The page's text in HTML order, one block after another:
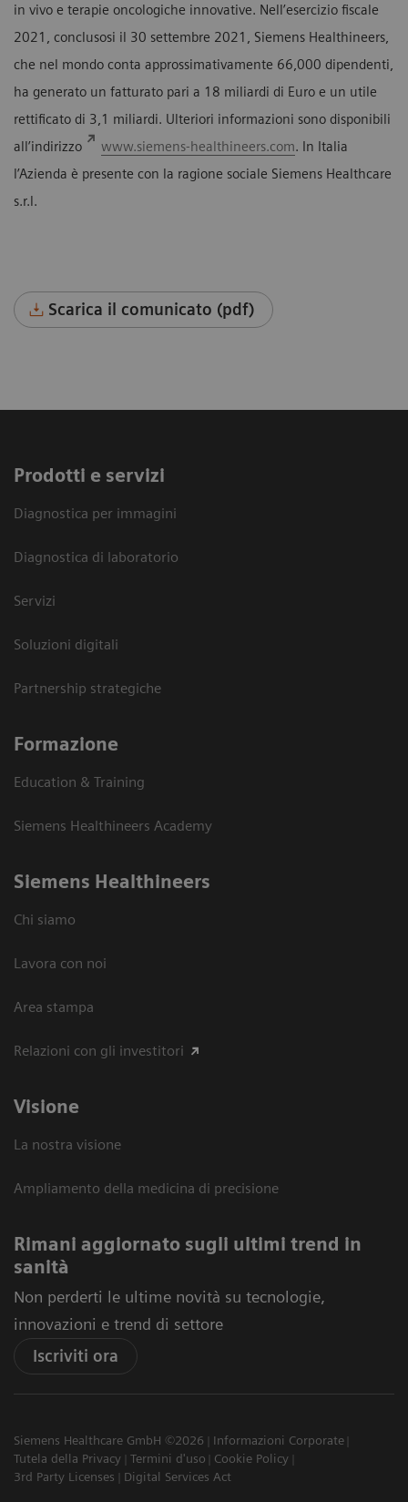
in vivo e terapie oncologiche innovative. Nell’esercizio fiscale
2021, conclusosi il 30 settembre 2021, Siemens Healthineers,
che nel mondo conta approssimativamente 66,000 dipendenti,
ha generato un fatturato pari a 18 miliardi di Euro e un utile
rettificato di 3,1 miliardi. Ulteriori informazioni sono disponibili
all’indirizzo
www.siemens-healthineers.com. In Italia
l’Azienda è presente con la ragione sociale Siemens Healthcare
s.r.l.
Scarica il comunicato (pdf)
Prodotti e servizi
Diagnostica per immagini
Diagnostica di laboratorio
Servizi
Soluzioni digitali
Partnership strategiche
Formazione
Education & Training
Siemens Healthineers Academy
Siemens Healthineers
Chi siamo
Lavora con noi
Area stampa
Relazioni con gli investitori
Visione
La nostra visione
Ampliamento della medicina di precisione
Rimani aggiornato sugli ultimi trend in
sanità
Non perderti le ultime novità su tecnologie,
innovazioni e trend di settore
Iscriviti ora
Siemens Healthcare GmbH ©2026
Informazioni Corporate
Tutela della Privacy
Termini d'uso
Cookie Policy
3rd Party Licenses
Digital Services Act